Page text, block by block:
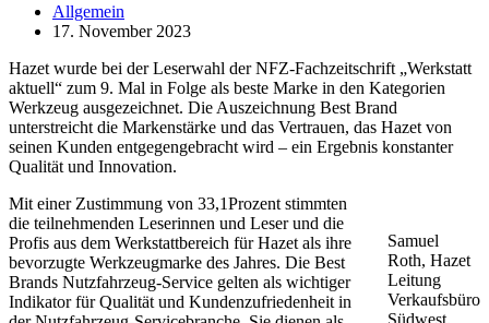
Allgemein
17. November 2023
Hazet wurde bei der Leserwahl der NFZ-Fachzeitschrift „Werkstatt
aktuell“ zum 9. Mal in Folge als beste Marke in den Kategorien
Werkzeug ausgezeichnet. Die Auszeichnung Best Brand
unterstreicht die Markenstärke und das Vertrauen, das Hazet von
seinen Kunden entgegengebracht wird – ein Ergebnis konstanter
Qualität und Innovation.
Samuel
Roth, Hazet
Leitung
Verkaufsbüro
Südwest,
Mit einer Zustimmung von 33,1Prozent stimmten
die teilnehmenden Leserinnen und Leser und die
Profis aus dem Werkstattbereich für Hazet als ihre
bevorzugte Werkzeugmarke des Jahres. Die Best
Brands Nutzfahrzeug-Service gelten als wichtiger
Indikator für Qualität und Kundenzufriedenheit in